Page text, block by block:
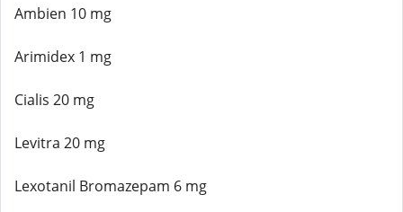
Ambien 10 mg
Arimidex 1 mg
Cialis 20 mg
Levitra 20 mg
Lexotanil Bromazepam 6 mg